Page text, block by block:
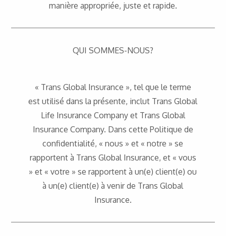
manière appropriée, juste et rapide.
QUI SOMMES-NOUS?
« Trans Global Insurance », tel que le terme
est utilisé dans la présente, inclut Trans Global
Life Insurance Company et Trans Global
Insurance Company. Dans cette Politique de
confidentialité, « nous » et « notre » se
rapportent à Trans Global Insurance, et « vous
» et « votre » se rapportent à un(e) client(e) ou
à un(e) client(e) à venir de Trans Global
Insurance.